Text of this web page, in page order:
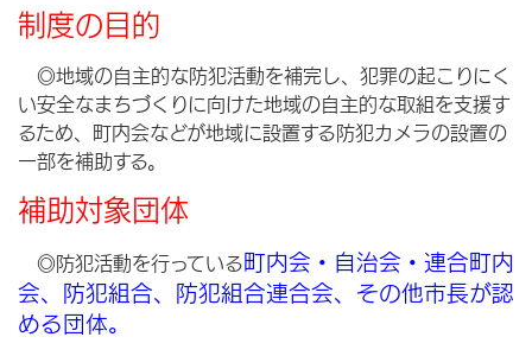
制度の目的
◎地域の自主的な防犯活動を補完し、犯罪の起こりにく
い安全なまちづくりに向けた地域の自主的な取組を支援す
るため、町内会などが地域に設置する防犯カメラの設置の
一部を補助する。
補助対象団体
◎防犯活動を行っている町内会・自治会・連合町内
会、防犯組合、防犯組合連合会、その他市長が認
める団体。